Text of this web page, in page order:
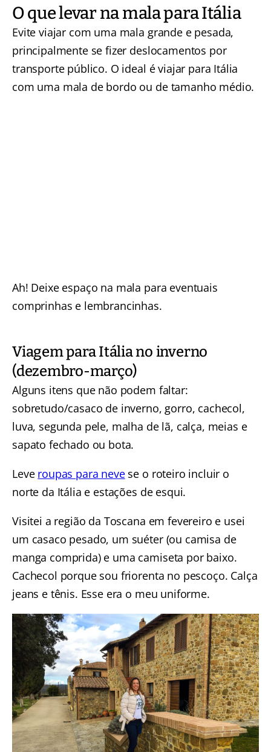
O que levar na mala para Itália
Evite viajar com uma mala grande e pesada,
principalmente se fizer deslocamentos por
transporte público. O ideal é viajar para Itália
com uma mala de bordo ou de tamanho médio.
Ah! Deixe espaço na mala para eventuais
comprinhas e lembrancinhas.
Viagem para Itália no inverno
(dezembro-março)
Alguns itens que não podem faltar:
sobretudo/casaco de inverno, gorro, cachecol,
luva, segunda pele, malha de lã, calça, meias e
sapato fechado ou bota.
Leve roupas para nevese o roteiro incluir o
norte da Itália e estações de esqui.
Visitei a região da Toscana em fevereiro e usei
um casaco pesado, um suéter (ou camisa de
manga comprida) e uma camiseta por baixo.
Cachecol porque sou friorenta no pescoço. Calça
jeans e tênis. Esse era o meu uniforme.